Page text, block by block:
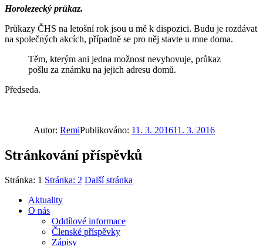
Horolezecký průkaz.
Průkazy ČHS na letošní rok jsou u mě k dispozici. Budu je rozdávat
na společných akcích, případně se pro něj stavte u mne doma.
Těm, kterým ani jedna možnost nevyhovuje, průkaz
pošlu za známku na jejich adresu domů.
Předseda.
Autor: RemiPublikováno: 11. 3. 201611. 3. 2016
Stránkování příspěvků
Stránka: 1 Stránka: 2 Další stránka
Aktuality
O nás
Oddílové informace
Členské příspěvky
Zápisy